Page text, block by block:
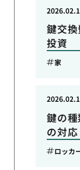
鍵交
投資
家
鍵の
の対応
ロッカ